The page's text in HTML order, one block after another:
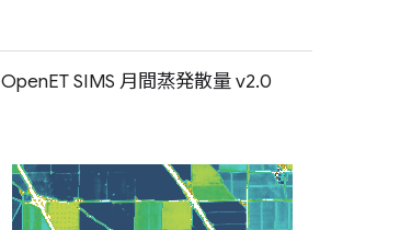
OpenET SIMS 月間蒸発散量 v2.0